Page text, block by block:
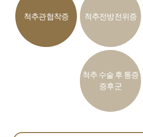
척추관협착증 척추전방전위증
척추 수술 후 통증
증후군